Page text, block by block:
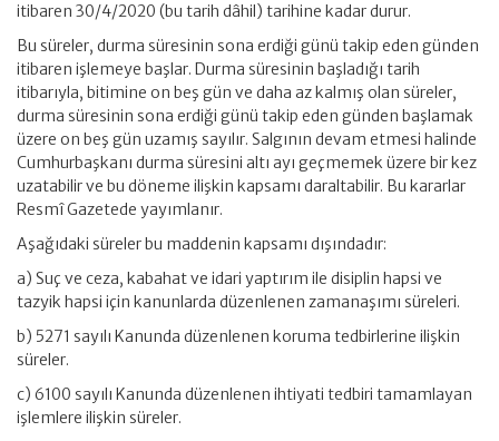
itibaren 30/4/2020 (bu tarih dâhil) tarihine kadar durur.
Bu süreler, durma süresinin sona erdiği günü takip eden günden
itibaren işlemeye başlar. Durma süresinin başladığı tarih
itibarıyla, bitimine on beş gün ve daha az kalmış olan süreler,
durma süresinin sona erdiği günü takip eden günden başlamak
üzere on beş gün uzamış sayılır. Salgının devam etmesi halinde
Cumhurbaşkanı durma süresini altı ayı geçmemek üzere bir kez
uzatabilir ve bu döneme ilişkin kapsamı daraltabilir. Bu kararlar
Resmî Gazetede yayımlanır.
Aşağıdaki süreler bu maddenin kapsamı dışındadır:
a) Suç ve ceza, kabahat ve idari yaptırım ile disiplin hapsi ve
tazyik hapsi için kanunlarda düzenlenen zamanaşımı süreleri.
b) 5271 sayılı Kanunda düzenlenen koruma tedbirlerine ilişkin
süreler.
c) 6100 sayılı Kanunda düzenlenen ihtiyati tedbiri tamamlayan
işlemlere ilişkin süreler.